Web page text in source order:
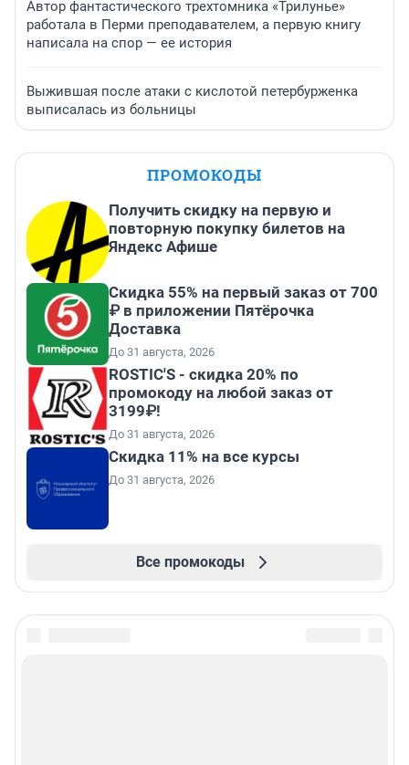
Автор фантастического трехтомника «Трилунье»
работала в Перми преподавателем, а первую книгу
написала на спор — ее история
Выжившая после атаки с кислотой петербурженка
выписалась из больницы
ПРОМОКОДЫ
Получить скидку на первую и
повторную покупку билетов на
Яндекс Афише
Скидка 55% на первый заказ от 700
₽ в приложении Пятёрочка
Доставка
До 31 августа, 2026
ROSTIC'S - скидка 20% по
промокоду на любой заказ от
3199₽!
До 31 августа, 2026
Скидка 11% на все курсы
До 31 августа, 2026
Все промокоды